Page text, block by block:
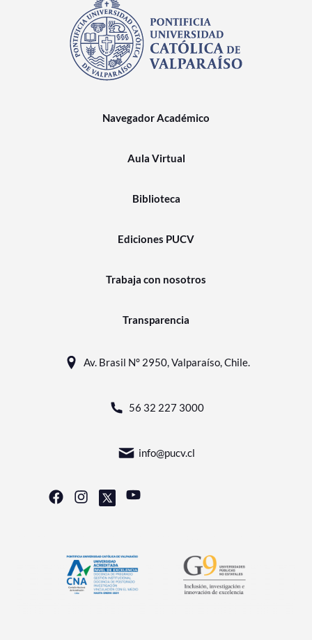
Navegador Académico
Aula Virtual
Biblioteca
Ediciones PUCV
Trabaja con nosotros
Transparencia
Av. Brasil N° 2950, Valparaíso, Chile.
56 32 227 3000
info@pucv.cl